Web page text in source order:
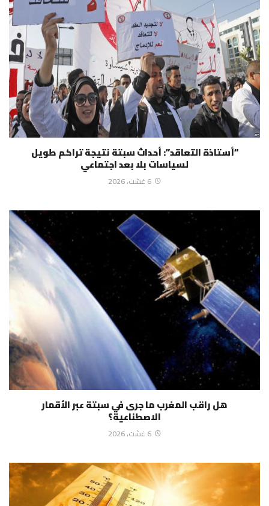
“أستاذة التعاقد”: أحداث سبتة نتيجة تراكم طويل
لسياسات بلا بعد اجتماعي
6 غشت، 2026
هل راقب المغرب ما جرى في سبتة عبر الأقمار
الاصطناعية؟
6 غشت، 2026